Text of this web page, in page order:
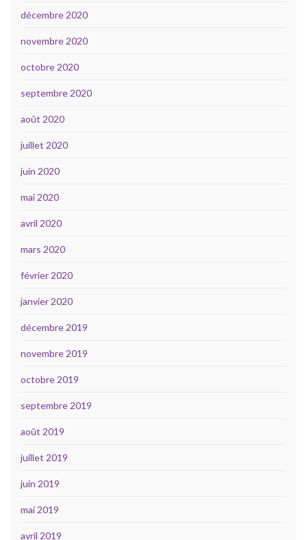
décembre 2020
novembre 2020
octobre 2020
septembre 2020
août 2020
juillet 2020
juin 2020
mai 2020
avril 2020
mars 2020
février 2020
janvier 2020
décembre 2019
novembre 2019
octobre 2019
septembre 2019
août 2019
juillet 2019
juin 2019
mai 2019
avril 2019